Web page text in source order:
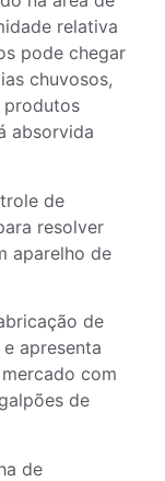
relativa
pode chegar
chuvosos,
produtos
absorvida
de
resolver
aparelho de
de
apresenta
com
de
de